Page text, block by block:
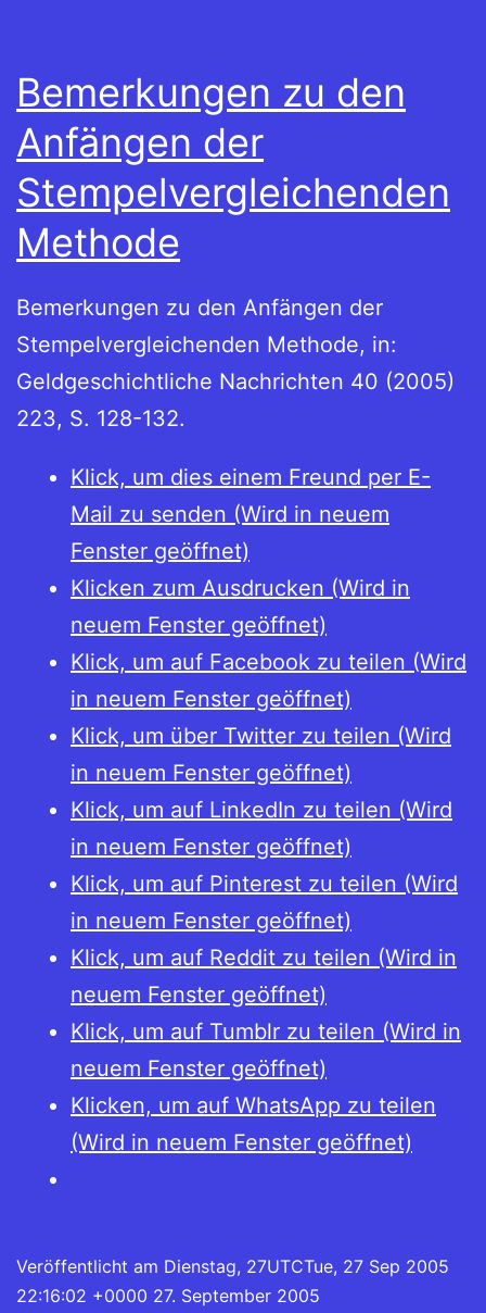
Bemerkungen zu den
Anfängen der
Stempelvergleichenden
Methode
Bemerkungen zu den Anfängen der
Stempelvergleichenden Methode, in:
Geldgeschichtliche Nachrichten 40 (2005)
223, S. 128-132.
Klick, um dies einem Freund per E-
Mail zu senden (Wird in neuem
Fenster geöffnet)
Klicken zum Ausdrucken (Wird in
neuem Fenster geöffnet)
Klick, um auf Facebook zu teilen (Wird
in neuem Fenster geöffnet)
Klick, um über Twitter zu teilen (Wird
in neuem Fenster geöffnet)
Klick, um auf LinkedIn zu teilen (Wird
in neuem Fenster geöffnet)
Klick, um auf Pinterest zu teilen (Wird
in neuem Fenster geöffnet)
Klick, um auf Reddit zu teilen (Wird in
neuem Fenster geöffnet)
Klick, um auf Tumblr zu teilen (Wird in
neuem Fenster geöffnet)
Klicken, um auf WhatsApp zu teilen
(Wird in neuem Fenster geöffnet)
Veröffentlicht am Dienstag, 27UTCTue, 27 Sep 2005
22:16:02 +0000 27. September 2005